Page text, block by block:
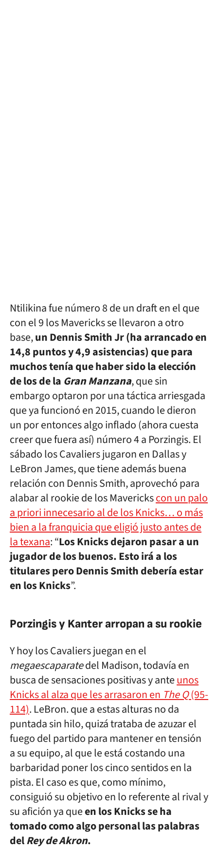
Ntilikina fue número 8 de un draft en el que
con el 9 los Mavericks se llevaron a otro
base,un Dennis Smith Jr (ha arrancado en
14,8 puntos y 4,9 asistencias) que para
muchos tenía que haber sido la elección
de los de la Gran Manzana, que sin
embargo optaron por una táctica arriesgada
que ya funcionó en 2015, cuando le dieron
un por entonces algo inflado (ahora cuesta
creer que fuera así) número 4 a Porzingis. El
sábado los Cavaliers jugaron en Dallas y
LeBron James, que tiene además buena
relación con Dennis Smith, aprovechó para
alabar al rookie de los Maverickscon un palo
a priori innecesario al de los Knicks… o más
bien a la franquicia que eligió justo antes de
la texana: “Los Knicks dejaron pasar a un
jugador de los buenos. Esto irá a los
titulares pero Dennis Smith debería estar
en los Knicks”.
Porzingis y Kanter arropan a su rookie
Y hoy los Cavaliers juegan en el
megaescaparatedel Madison, todavía en
busca de sensaciones positivas y anteunos
Knicks al alza que les arrasaron en The Q(95-
114). LeBron. que a estas alturas no da
puntada sin hilo, quizá trataba de azuzar el
fuego del partido para mantener en tensión
a su equipo, al que le está costando una
barbaridad poner los cinco sentidos en la
pista. El caso es que, como mínimo,
consiguió su objetivo en lo referente al rival y
su afición ya queen los Knicks se ha
tomado como algo personal las palabras
delRey de Akron.